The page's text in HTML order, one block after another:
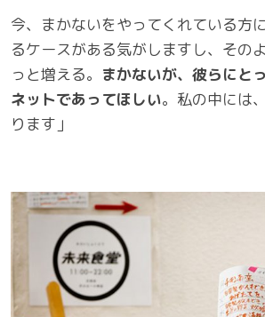
今、まかないをやってくれている方
るケースがある気がしますし、その
っと増える。 まかないが、彼らにと
ネットであってほしい。私の中には
ります」